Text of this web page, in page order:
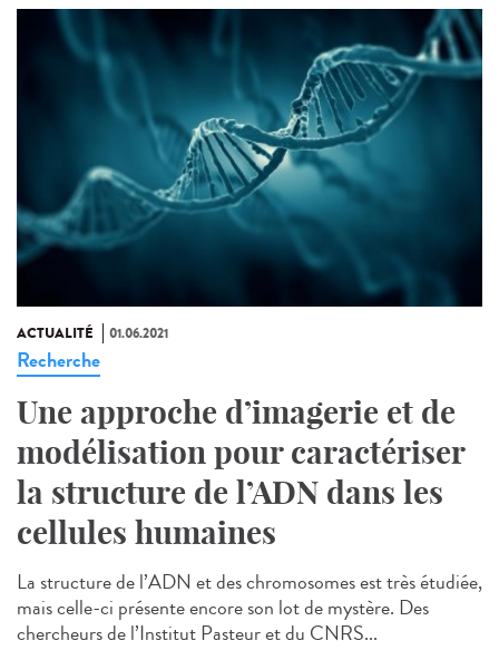
ACTUALITÉ 01.06.2021
Recherche
Une approche d’imagerie et de
modélisation pour caractériser
la structure de l’ADN dans les
cellules humaines
La structure de l’ADN et des chromosomes est très étudiée,
mais celle-ci présente encore son lot de mystère. Des
chercheurs de l’Institut Pasteur et du CNRS...